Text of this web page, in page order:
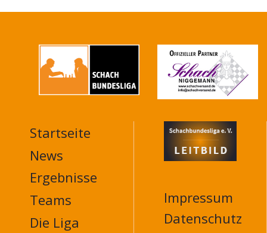
MAIN
NAVIGATION
FOOTER
Startseite
News
Ergebnisse
Teams
Die Liga
Impressum
Datenschutz